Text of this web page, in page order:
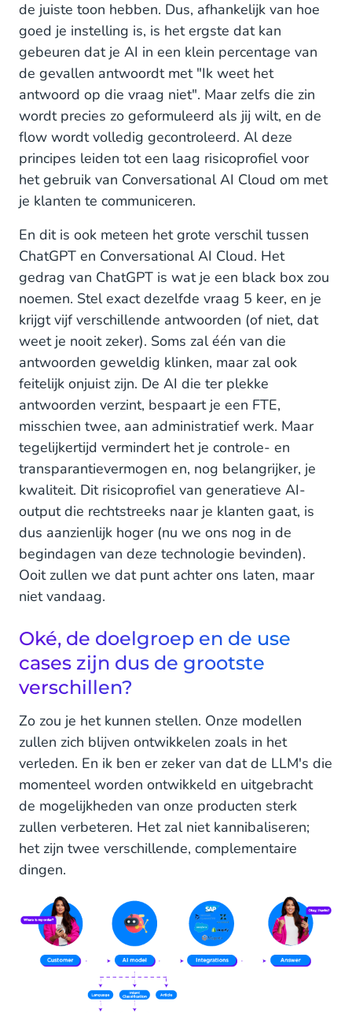
de juiste toon hebben. Dus, afhankelijk van hoe
goed je instelling is, is het ergste dat kan
gebeuren dat je AI in een klein percentage van
de gevallen antwoordt met "Ik weet het
antwoord op die vraag niet". Maar zelfs die zin
wordt precies zo geformuleerd als jij wilt, en de
flow wordt volledig gecontroleerd. Al deze
principes leiden tot een laag risicoprofiel voor
het gebruik van Conversational AI Cloud om met
je klanten te communiceren.
En dit is ook meteen het grote verschil tussen
ChatGPT en Conversational AI Cloud. Het
gedrag van ChatGPT is wat je een black box zou
noemen. Stel exact dezelfde vraag 5 keer, en je
krijgt vijf verschillende antwoorden (of niet, dat
weet je nooit zeker). Soms zal één van die
antwoorden geweldig klinken, maar zal ook
feitelijk onjuist zijn. De AI die ter plekke
antwoorden verzint, bespaart je een FTE,
misschien twee, aan administratief werk. Maar
tegelijkertijd vermindert het je controle- en
transparantievermogen en, nog belangrijker, je
kwaliteit. Dit risicoprofiel van generatieve AI-
output die rechtstreeks naar je klanten gaat, is
dus aanzienlijk hoger (nu we ons nog in de
begindagen van deze technologie bevinden).
Ooit zullen we dat punt achter ons laten, maar
niet vandaag.
Oké, de doelgroep en de use
cases zijn dus de grootste
verschillen?
Zo zou je het kunnen stellen. Onze modellen
zullen zich blijven ontwikkelen zoals in het
verleden. En ik ben er zeker van dat de LLM's die
momenteel worden ontwikkeld en uitgebracht
de mogelijkheden van onze producten sterk
zullen verbeteren. Het zal niet kannibaliseren;
het zijn twee verschillende, complementaire
dingen.